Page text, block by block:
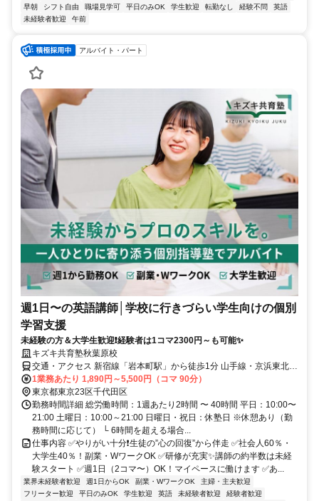
早朝
シフト自由 職場見学可 平日のみOK 学生歓迎 転勤なし 経験不問
英語
未経験者歓迎
午前
アルバイト・パート
週1日〜の英語講師│学校に行きづらい学生向けの個別
学習支援
未経験の方＆大学生歓迎❗経験者は1コマ2300円～も可能✨
キズキ共育塾秋葉原校
交通・アクセス 新宿線「岩本町駅」から徒歩1分 山手線・京浜東北
線・総武線、日比谷線、つくばエクスプレス「秋葉原駅」から徒歩5
分 中央線・銀座線「神田駅」から徒歩7分 丸ノ内線「淡路町駅」から
徒歩9分 日比谷線「小伝馬町駅」から徒歩11分 総武線快速「馬喰町
駅」から徒歩13分 総武線快速「新日本橋駅」から徒歩14分
1業務あたり 1,890円～5,500円（コマ 90分）
東京都東京23区千代田区
勤務時間詳細 総労働時間：1週あたり2時間 〜 40時間 平日：10:00〜
21:00 土曜日：10:00～21:00 日曜日・祝日：休塾日 ※休憩あり（勤
務時間に応じて） └ 6時間を超える場合...
仕事内容 ✅やりがい十分❗生徒の”心の回復”から伴走 ✅社会人60％・
大学生40％！副業・WワークOK ✅研修が充実✨講師の約半数は未経
験スタート ✅週1日（2コマ〜）OK！マイペースに働けます ✅あ...
業界未経験者歓迎 週1日からOK 副業・WワークOK
主婦・主夫歓迎
フリーター歓迎
平日のみOK 学生歓迎 英語 未経験者歓迎
経験者歓迎